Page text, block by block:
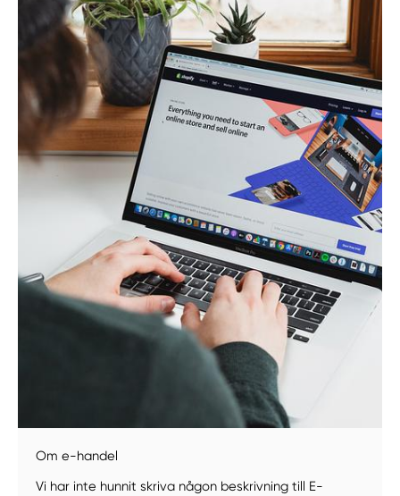
Om e-handel
Vi har inte hunnit skriva någon beskrivning till E-